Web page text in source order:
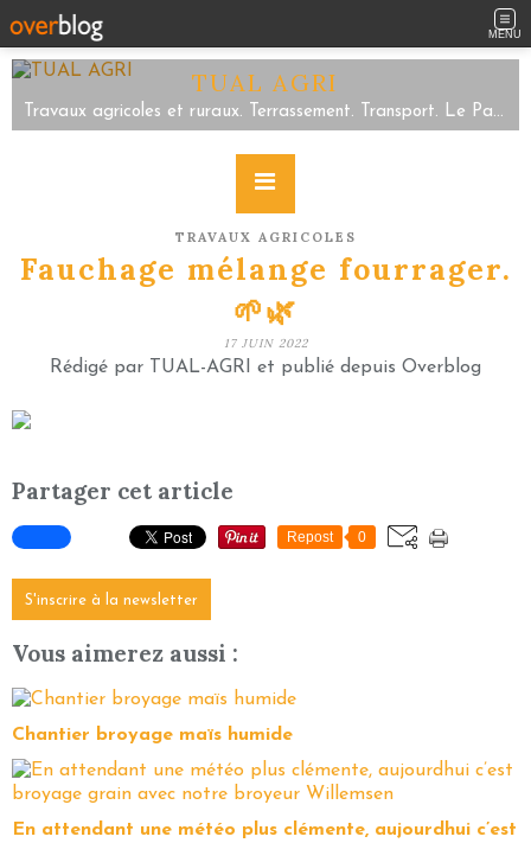
MENU
TUAL AGRI
Travaux agricoles et ruraux. Terrassement. Transport. Le Parc/Sartilly Baie Bocage/Servon. Tel 02.33.48.59.63
TRAVAUX AGRICOLES
Fauchage mélange fourrager.
🌱🌿
17 JUIN 2022
Rédigé par TUAL-AGRI et publié depuis Overblog
Partager cet article
Repost 0
S'inscrire à la newsletter
Vous aimerez aussi :
Chantier broyage maïs humide
En attendant une météo plus clémente, aujourdhui c’est